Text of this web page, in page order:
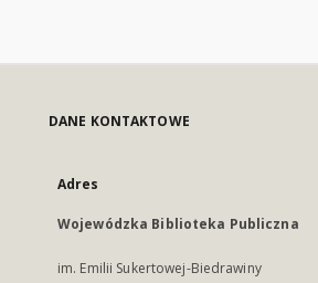
DANE KONTAKTOWE
Adres
Wojewódzka Biblioteka Publiczna
im. Emilii Sukertowej-Biedrawiny